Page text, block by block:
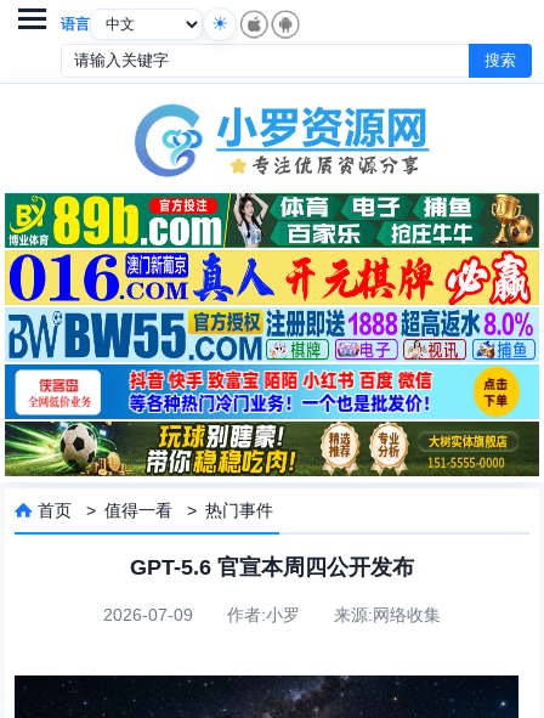
语言

 首页 >值得一看 >热门事件
GPT-5.6 官宣本周四公开发布
2026-07-09 作者:小罗 来源:网络收集